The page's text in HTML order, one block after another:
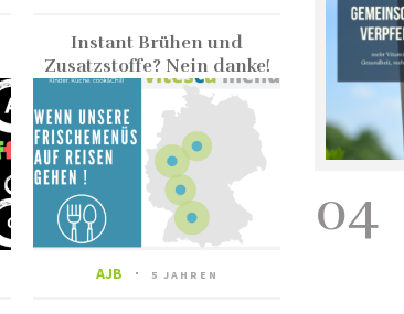
Instant Brühen und
Zusatzstoffe? Nein danke!
AJB 5 JAHREN
04